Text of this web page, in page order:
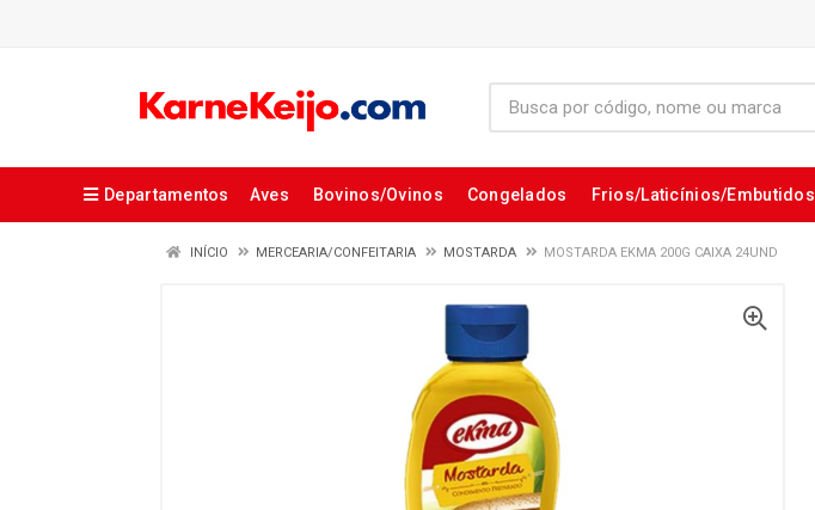
Departamentos Aves Bovinos/Ovinos Congelados Frios/Laticínios/Embutidos
INÍCIO MERCEARIA/CONFEITARIA MOSTARDA MOSTARDA EKMA 200G CAIXA 24UND